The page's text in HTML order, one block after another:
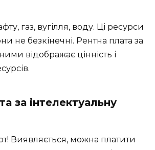
газ, вугілля, воду. Ці ресурси
не безкінечні. Рентна плата за
відображає цінність і
за інтелектуальну
Виявляється, можна платити